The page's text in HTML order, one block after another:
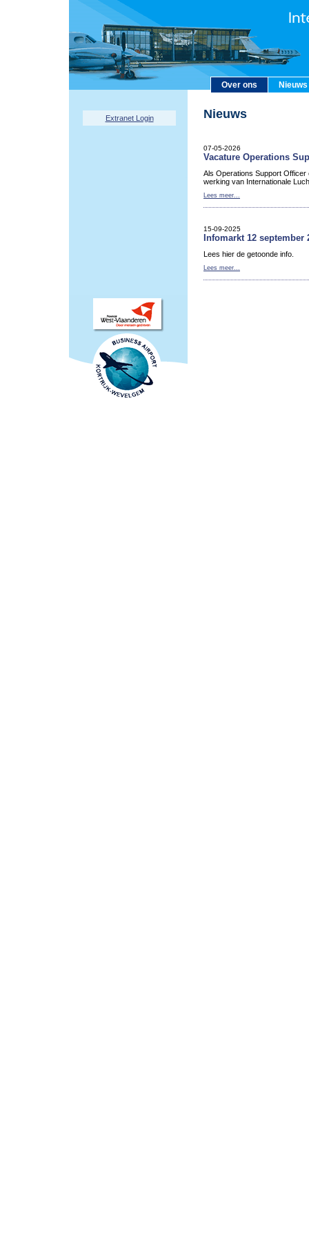
Over ons Nieuws
Extranet Login Nieuws
07-05-2026
Vacature Operations
Als Operations Support Officer
werking van Internationale
Lees meer...
15-09-2025
Infomarkt 12 september
Lees hier de getoonde info.
Lees meer...